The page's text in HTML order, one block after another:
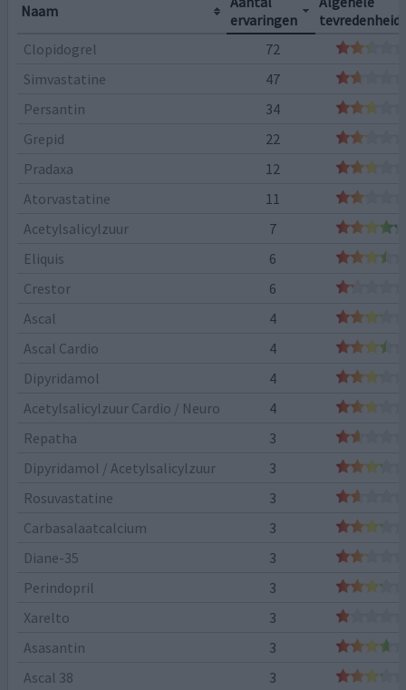
Naam
ervaringen
tevredenheid
Clopidogrel
72
Simvastatine
47
Persantin
34
Grepid
22
Pradaxa
12
Atorvastatine
11
Acetylsalicylzuur
7
Eliquis
6
Crestor
6
Ascal
4
Ascal Cardio
4
Dipyridamol
4
Acetylsalicylzuur Cardio / Neuro
4
Repatha
3
Dipyridamol / Acetylsalicylzuur
3
Rosuvastatine
3
Carbasalaatcalcium
3
Diane-35
3
Perindopril
3
Xarelto
3
Asasantin
3
Ascal 38
3